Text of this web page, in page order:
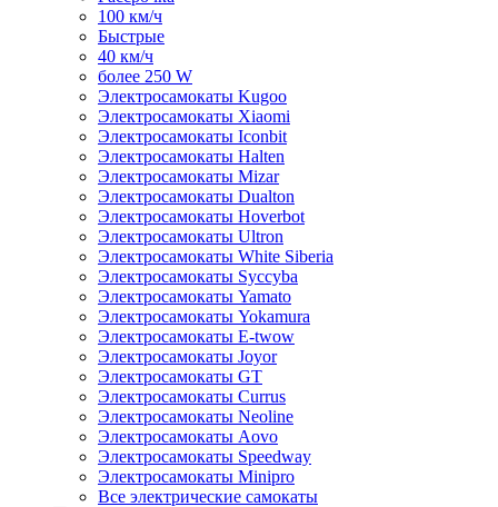
100 км/ч
Быстрые
40 км/ч
более 250 W
Электросамокаты Kugoo
Электросамокаты Xiaomi
Электросамокаты Iconbit
Электросамокаты Halten
Электросамокаты Mizar
Электросамокаты Dualton
Электросамокаты Hoverbot
Электросамокаты Ultron
Электросамокаты White Siberia
Электросамокаты Syccyba
Электросамокаты Yamato
Электросамокаты Yokamura
Электросамокаты E-twow
Электросамокаты Joyor
Электросамокаты GT
Электросамокаты Currus
Электросамокаты Neoline
Электросамокаты Aovo
Электросамокаты Speedway
Электросамокаты Minipro
Все электрические самокаты